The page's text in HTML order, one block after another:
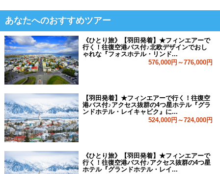
あなたへのおすすめツアー
《ひとり旅》【羽田発着】★フィンエアーで
行く！往復空港バス付♪北欧デザインでおし
ゃれな『フォスホテル・リンド...
576,000円～776,000円
【羽田発着】★フィンエアーで行く！往復空
港バス付♪アクセス抜群の4つ星ホテル『グラ
ンドホテル・レイキャビク』に...
524,000円～724,000円
《ひとり旅》【羽田発着】★フィンエアーで
行く！往復空港バス付♪アクセス抜群の4つ星
ホテル『グランドホテル・レイ...